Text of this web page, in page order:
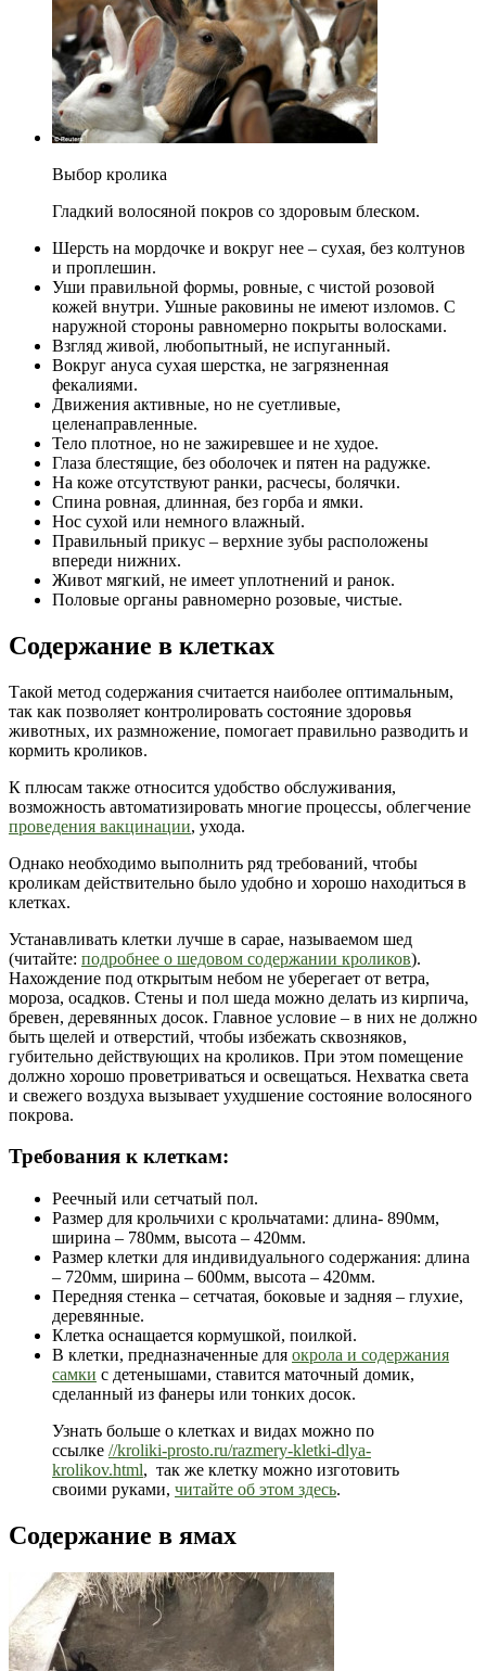
Выбор кролика
Гладкий волосяной покров со здоровым блеском.
Шерсть на мордочке и вокруг нее – сухая, без колтунов
и проплешин.
Уши правильной формы, ровные, с чистой розовой
кожей внутри. Ушные раковины не имеют изломов. С
наружной стороны равномерно покрыты волосками.
Взгляд живой, любопытный, не испуганный.
Вокруг ануса сухая шерстка, не загрязненная
фекалиями.
Движения активные, но не суетливые,
целенаправленные.
Тело плотное, но не зажиревшее и не худое.
Глаза блестящие, без оболочек и пятен на радужке.
На коже отсутствуют ранки, расчесы, болячки.
Спина ровная, длинная, без горба и ямки.
Нос сухой или немного влажный.
Правильный прикус – верхние зубы расположены
впереди нижних.
Живот мягкий, не имеет уплотнений и ранок.
Половые органы равномерно розовые, чистые.
Содержание в клетках
Такой метод содержания считается наиболее оптимальным,
так как позволяет контролировать состояние здоровья
животных, их размножение, помогает правильно разводить и
кормить кроликов.
К плюсам также относится удобство обслуживания,
возможность автоматизировать многие процессы, облегчение
проведения вакцинации, ухода.
Однако необходимо выполнить ряд требований, чтобы
кроликам действительно было удобно и хорошо находиться в
клетках.
Устанавливать клетки лучше в сарае, называемом шед
(читайте: подробнее о шедовом содержании кроликов).
Нахождение под открытым небом не уберегает от ветра,
мороза, осадков. Стены и пол шеда можно делать из кирпича,
бревен, деревянных досок. Главное условие – в них не должно
быть щелей и отверстий, чтобы избежать сквозняков,
губительно действующих на кроликов. При этом помещение
должно хорошо проветриваться и освещаться. Нехватка света
и свежего воздуха вызывает ухудшение состояние волосяного
покрова.
Требования к клеткам:
Реечный или сетчатый пол.
Размер для крольчихи с крольчатами: длина- 890мм,
ширина – 780мм, высота – 420мм.
Размер клетки для индивидуального содержания: длина
– 720мм, ширина – 600мм, высота – 420мм.
Передняя стенка – сетчатая, боковые и задняя – глухие,
деревянные.
Клетка оснащается кормушкой, поилкой.
В клетки, предназначенные для окрола и содержания
самки с детенышами, ставится маточный домик,
сделанный из фанеры или тонких досок.
Узнать больше о клетках и видах можно по
ссылке //kroliki-prosto.ru/razmery-kletki-dlya-
krolikov.html, так же клетку можно изготовить
своими руками, читайте об этом здесь.
Содержание в ямах